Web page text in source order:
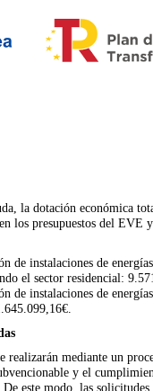
la dotación económica
los presupuestos del
de instalaciones de
el sector residencial:
de instalaciones de
realizarán mediante un
y el
este modo, las